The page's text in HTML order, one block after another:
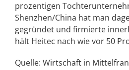
prozentigen
Shenzhen/China hat man
gegründet und firmierte
hält Heitec nach wie vor 50
Quelle: Wirtschaft in